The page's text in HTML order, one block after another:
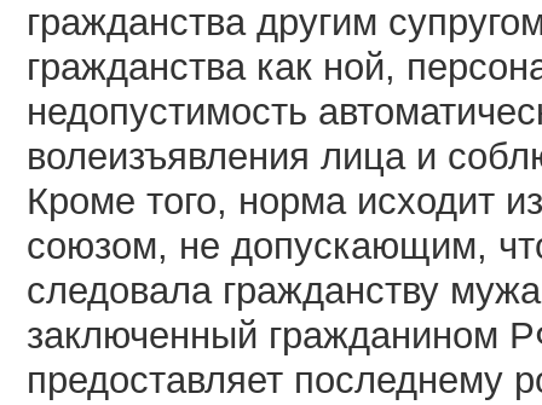
гражданства другим
гражданства как ной,
недопустимость
волеизъявления лица и
Кроме того, норма исходит
союзом, не допускающим,
следовала гражданству
заключенный гражданином
предоставляет последнему